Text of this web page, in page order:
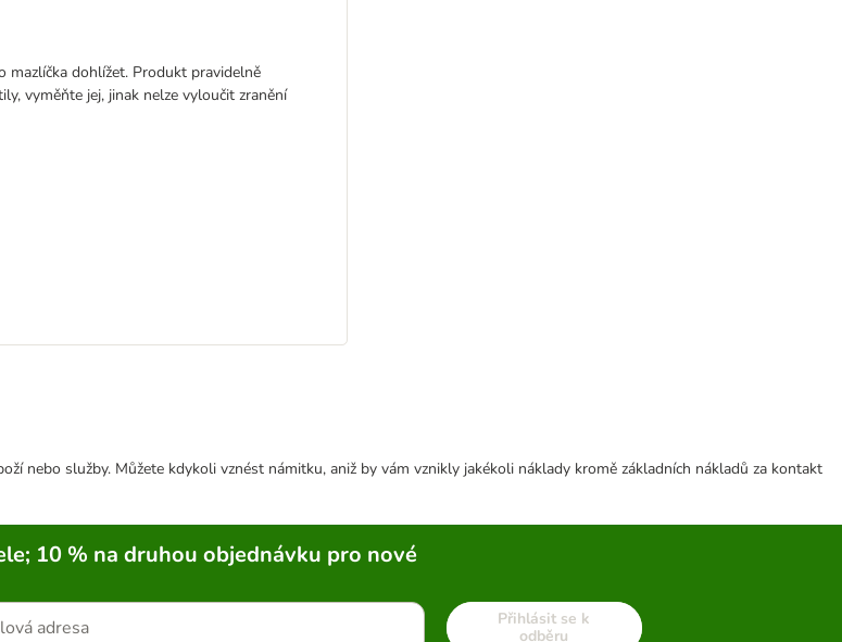
mazlíčka dohlížet. Produkt pravidelně
vyměňte jej, jinak nelze vyloučit zranění
nebo služby. Můžete kdykoli vznést námitku, aniž by vám vznikly jakékoli náklady kromě základních nákladů za kontakt
10 % na druhou objednávku pro nové
Přihlásit se k
odběru